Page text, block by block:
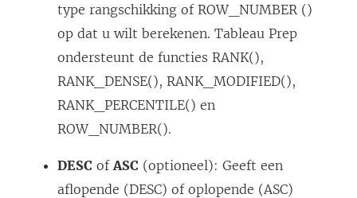
type rangschikking of ROW_NUMBER ()
op dat u wilt berekenen. Tableau Prep
ondersteunt de functies RANK(),
RANK_DENSE(), RANK_MODIFIED(),
RANK_PERCENTILE() en
ROW_NUMBER().
DESC of ASC (optioneel): Geeft een
aflopende (DESC) of oplopende (ASC)